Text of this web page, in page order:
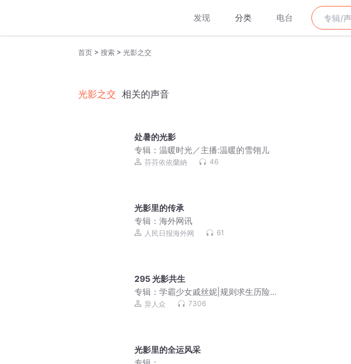
发现 分类 电台
首页 > 搜索 > 光影之交
光影之交 相关的声音
处暑的光影
专辑： 温暖时光／主播:温暖的雪翎儿
芬芬依依蘭納 46
光影里的传承
专辑： 海外网讯
人民日报海外网 61
295 光影共生
专辑： 学霸少女戚丝妮|规则求生历险记|
搞笑奋斗|千面世界
异人众 7306
光影里的全运风采